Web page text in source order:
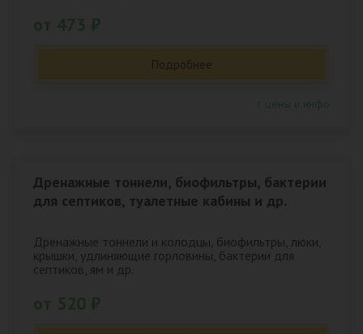
Подробнее
Дренажные тоннели, биофильтры, бактерии
для септиков, туалетные кабины и др.
Дренажные тоннели и колодцы, биофильтры, люки,
крышки, удлиняющие горловины, бактерии для
септиков, ям и др.